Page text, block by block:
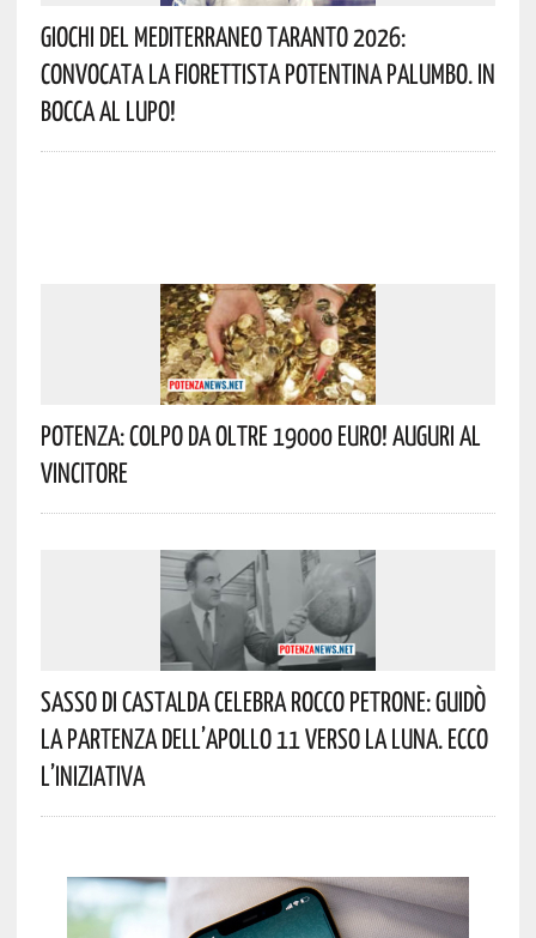
Giochi Del Mediterraneo Taranto 2026:
Convocata La Fiorettista Potentina Palumbo. In
Bocca Al Lupo!
Potenza: Colpo Da Oltre 19000 Euro! Auguri Al
Vincitore
Sasso Di Castalda Celebra Rocco Petrone: Guidò
La Partenza Dell’Apollo 11 Verso La Luna. Ecco
L’iniziativa